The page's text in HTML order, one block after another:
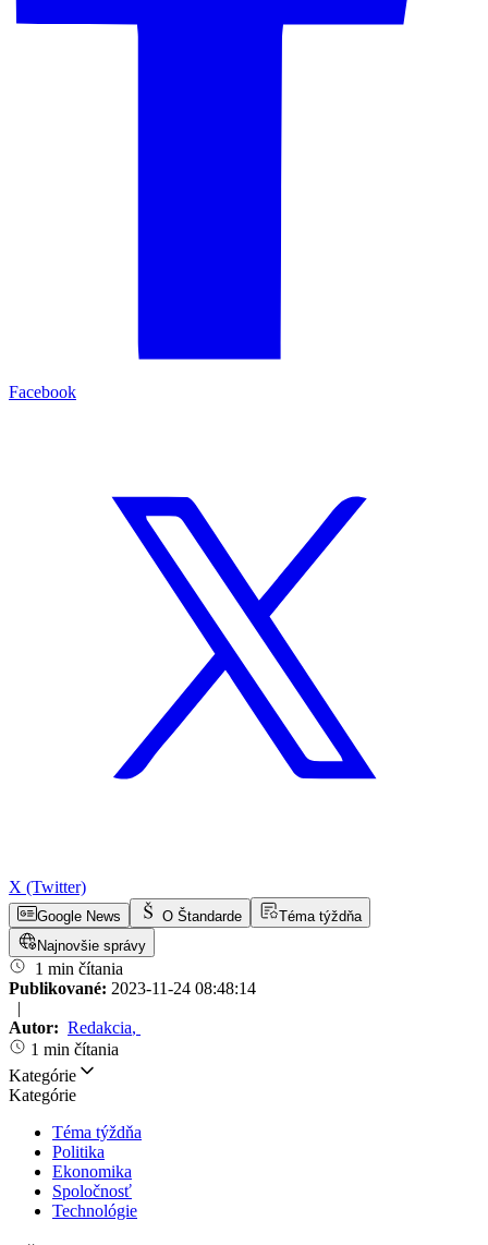
Facebook
X (Twitter)
Google News O Štandarde
Téma týždňa
Najnovšie správy
1 min čítania
Publikované: 2023-11-24 08:48:14
|
Autor: Redakcia,
1 min čítania
Kategórie
Kategórie
Téma týždňa
Politika
Ekonomika
Spoločnosť
Technológie